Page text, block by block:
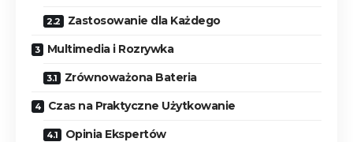
Zastosowanie dla Każdego
Multimedia i Rozrywka
Zrównoważona Bateria
Czas na Praktyczne Użytkowanie
Opinia Ekspertów